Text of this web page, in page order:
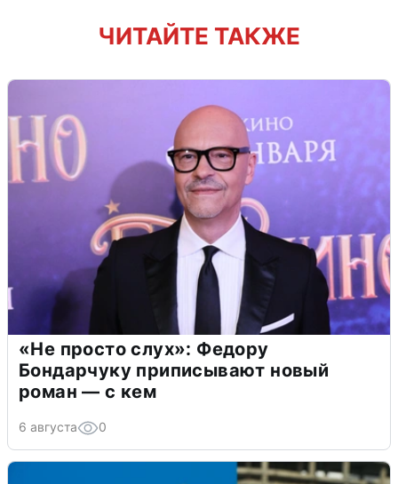
ЧИТАЙТЕ ТАКЖЕ
«Не просто слух»: Федору
Бондарчуку приписывают новый
роман — с кем
6 августа 0